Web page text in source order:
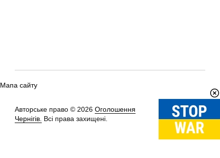
Мапа сайту
Авторське право © 2026 Оголошення
Чернігів. Всі права захищені.
Вгору↑